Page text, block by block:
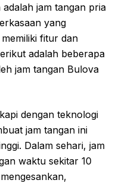
jam tangan pria
yang
fitur dan
adalah beberapa
jam tangan Bulova
dengan teknologi
jam tangan ini
Dalam sehari, jam
waktu sekitar 10